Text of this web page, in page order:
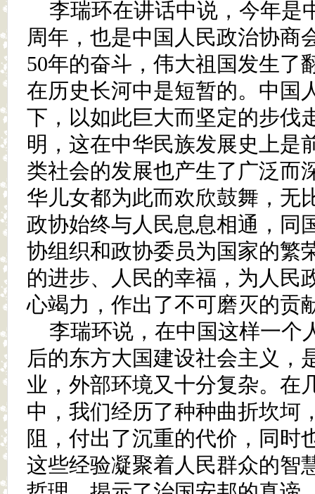
李瑞环在讲话中说，今年是
周年，也是中国人民政治协商
50年的奋斗，伟大祖国发生了
在历史长河中是短暂的。中国
下，以如此巨大而坚定的步伐
明，这在中华民族发展史上是
类社会的发展也产生了广泛而
华儿女都为此而欢欣鼓舞，无
政协始终与人民息息相通，同
协组织和政协委员为国家的繁
的进步、人民的幸福，为人民
心竭力，作出了不可磨灭的贡
李瑞环说，在中国这样一个
后的东方大国建设社会主义，
业，外部环境又十分复杂。在
中，我们经历了种种曲折坎坷
阻，付出了沉重的代价，同时
这些经验凝聚着人民群众的智